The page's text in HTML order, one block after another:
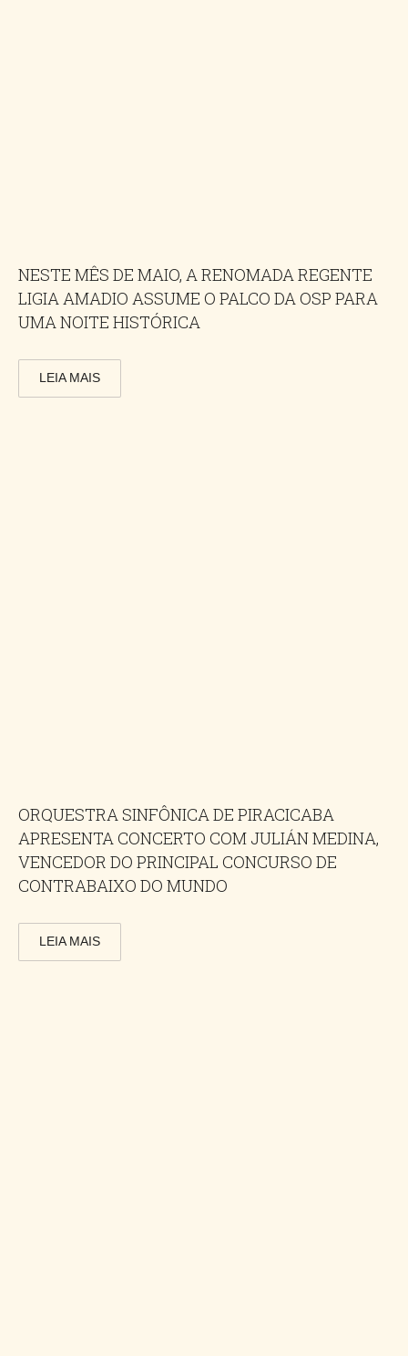
NESTE MÊS DE MAIO, A RENOMADA REGENTE
LIGIA AMADIO ASSUME O PALCO DA OSP PARA
UMA NOITE HISTÓRICA
LEIA MAIS
ORQUESTRA SINFÔNICA DE PIRACICABA
APRESENTA CONCERTO COM JULIÁN MEDINA,
VENCEDOR DO PRINCIPAL CONCURSO DE
CONTRABAIXO DO MUNDO
LEIA MAIS